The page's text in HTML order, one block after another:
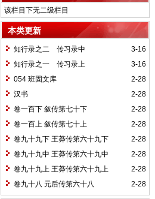
该栏目下无二级栏目
本类更新
3-16
知行录之二 传习录中
3-16
知行录之一 传习录上
2-28
054 班固文库
2-28
汉书
2-28
卷一百下 叙传第七十下
2-28
卷一百上 叙传第七十上
2-28
卷九十九下 王莽传第六十九下
2-28
卷九十九中 王莽传第六十九中
2-28
卷九十九上 王莽传第六十九上
2-28
卷九十八 元后传第六十八